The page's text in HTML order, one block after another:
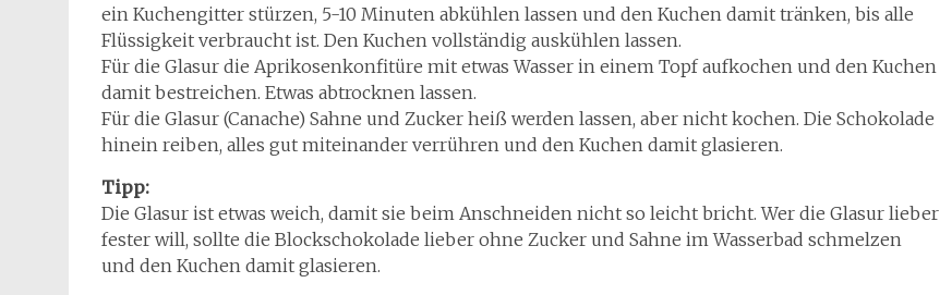
ein Kuchengitter stürzen, 5-10 Minuten abkühlen lassen und den Kuchen damit tränken, bis alle
Flüssigkeit verbraucht ist. Den Kuchen vollständig auskühlen lassen.
Für die Glasur die Aprikosenkonfitüre mit etwas Wasser in einem Topf aufkochen und den Kuchen
damit bestreichen. Etwas abtrocknen lassen.
Für die Glasur (Canache) Sahne und Zucker heiß werden lassen, aber nicht kochen. Die Schokolade
hinein reiben, alles gut miteinander verrühren und den Kuchen damit glasieren.
Tipp:
Die Glasur ist etwas weich, damit sie beim Anschneiden nicht so leicht bricht. Wer die Glasur lieber
fester will, sollte die Blockschokolade lieber ohne Zucker und Sahne im Wasserbad schmelzen
und den Kuchen damit glasieren.